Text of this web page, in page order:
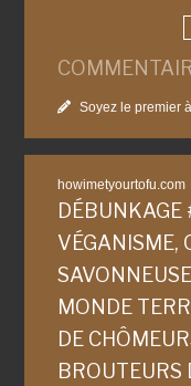
Soyez le premier
howimetyourtofu.com
DÉBUNKAGE
VÉGANISME,
MONDE
DE
BROUTEURS